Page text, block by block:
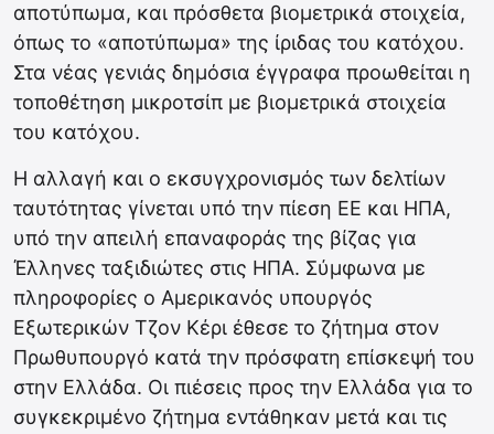
αποτύπωμα, και πρόσθετα βιομετρικά στοιχεία,
όπως το «αποτύπωμα» της ίριδας του κατόχου.
Στα νέας γενιάς δημόσια έγγραφα προωθείται η
τοποθέτηση μικροτσίπ με βιομετρικά στοιχεία
του κατόχου.
Η αλλαγή και ο εκσυγχρονισμός των δελτίων
ταυτότητας γίνεται υπό την πίεση ΕΕ και ΗΠΑ,
υπό την απειλή επαναφοράς της βίζας για
Έλληνες ταξιδιώτες στις ΗΠΑ. Σύμφωνα με
πληροφορίες ο Αμερικανός υπουργός
Εξωτερικών Τζον Κέρι έθεσε το ζήτημα στον
Πρωθυπουργό κατά την πρόσφατη επίσκεψή του
στην Ελλάδα. Οι πιέσεις προς την Ελλάδα για το
συγκεκριμένο ζήτημα εντάθηκαν μετά και τις